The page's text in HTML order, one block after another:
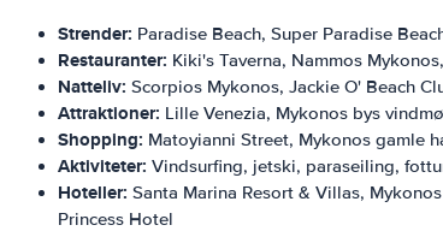
Strender: Paradise Beach, Super Paradise
Restauranter: Kiki's Taverna, Nammos
Natteliv: Scorpios Mykonos, Jackie O' Beach
Attraktioner: Lille Venezia, Mykonos bys
Shopping: Matoyianni Street, Mykonos gamle
Aktiviteter: Vindsurfing, jetski, paraseiling,
Hoteller: Santa Marina Resort & Villas,
Princess Hotel